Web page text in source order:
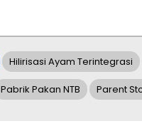
Hilirisasi Ayam Terintegrasi
Pabrik Pakan NTB Parent